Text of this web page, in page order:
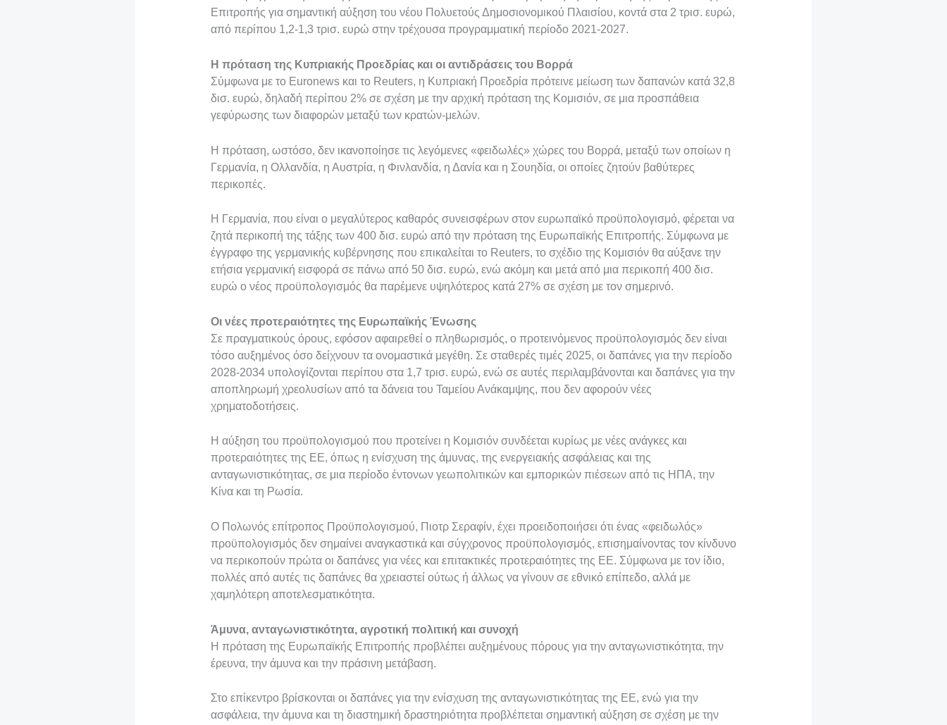
ί
τ
Επιτροπής για σημαντική αύξηση του νέου Πολυετούς Δημοσιονομικού Πλαισίου, κοντά στα 2 τρισ. ευρώ,
από περίπου 1,2-1,3 τρισ. ευρώ στην τρέχουσα προγραμματική περίοδο 2021-2027.
Η πρόταση της Κυπριακής Προεδρίας και οι αντιδράσεις του Βορρά
Σύμφωνα με το Euronews και το Reuters, η Κυπριακή Προεδρία πρότεινε μείωση των δαπανών κατά 32,8
δισ. ευρώ, δηλαδή περίπου 2% σε σχέση με την αρχική πρόταση της Κομισιόν, σε μια προσπάθεια
γεφύρωσης των διαφορών μεταξύ των κρατών-μελών.
Η πρόταση, ωστόσο, δεν ικανοποίησε τις λεγόμενες «φειδωλές» χώρες του Βορρά, μεταξύ των οποίων η
Γερμανία, η Ολλανδία, η Αυστρία, η Φινλανδία, η Δανία και η Σουηδία, οι οποίες ζητούν βαθύτερες
περικοπές.
Η Γερμανία, που είναι ο μεγαλύτερος καθαρός συνεισφέρων στον ευρωπαϊκό προϋπολογισμό, φέρεται να
ζητά περικοπή της τάξης των 400 δισ. ευρώ από την πρόταση της Ευρωπαϊκής Επιτροπής. Σύμφωνα με
έγγραφο της γερμανικής κυβέρνησης που επικαλείται το Reuters, το σχέδιο της Κομισιόν θα αύξανε την
ετήσια γερμανική εισφορά σε πάνω από 50 δισ. ευρώ, ενώ ακόμη και μετά από μια περικοπή 400 δισ.
ευρώ ο νέος προϋπολογισμός θα παρέμενε υψηλότερος κατά 27% σε σχέση με τον σημερινό.
Οι νέες προτεραιότητες της Ευρωπαϊκής Ένωσης
Σε πραγματικούς όρους, εφόσον αφαιρεθεί ο πληθωρισμός, ο προτεινόμενος προϋπολογισμός δεν είναι
τόσο αυξημένος όσο δείχνουν τα ονομαστικά μεγέθη. Σε σταθερές τιμές 2025, οι δαπάνες για την περίοδο
2028-2034 υπολογίζονται περίπου στα 1,7 τρισ. ευρώ, ενώ σε αυτές περιλαμβάνονται και δαπάνες για την
αποπληρωμή χρεολυσίων από τα δάνεια του Ταμείου Ανάκαμψης, που δεν αφορούν νέες
χρηματοδοτήσεις.
Η αύξηση του προϋπολογισμού που προτείνει η Κομισιόν συνδέεται κυρίως με νέες ανάγκες και
προτεραιότητες της ΕΕ, όπως η ενίσχυση της άμυνας, της ενεργειακής ασφάλειας και της
ανταγωνιστικότητας, σε μια περίοδο έντονων γεωπολιτικών και εμπορικών πιέσεων από τις ΗΠΑ, την
Κίνα και τη Ρωσία.
Ο Πολωνός επίτροπος Προϋπολογισμού, Πιοτρ Σεραφίν, έχει προειδοποιήσει ότι ένας «φειδωλός»
προϋπολογισμός δεν σημαίνει αναγκαστικά και σύγχρονος προϋπολογισμός, επισημαίνοντας τον κίνδυνο
να περικοπούν πρώτα οι δαπάνες για νέες και επιτακτικές προτεραιότητες της ΕΕ. Σύμφωνα με τον ίδιο,
πολλές από αυτές τις δαπάνες θα χρειαστεί ούτως ή άλλως να γίνουν σε εθνικό επίπεδο, αλλά με
χαμηλότερη αποτελεσματικότητα.
Άμυνα, ανταγωνιστικότητα, αγροτική πολιτική και συνοχή
Η πρόταση της Ευρωπαϊκής Επιτροπής προβλέπει αυξημένους πόρους για την ανταγωνιστικότητα, την
έρευνα, την άμυνα και την πράσινη μετάβαση.
Στο επίκεντρο βρίσκονται οι δαπάνες για την ενίσχυση της ανταγωνιστικότητας της ΕΕ, ενώ για την
ασφάλεια, την άμυνα και τη διαστημική δραστηριότητα προβλέπεται σημαντική αύξηση σε σχέση με την